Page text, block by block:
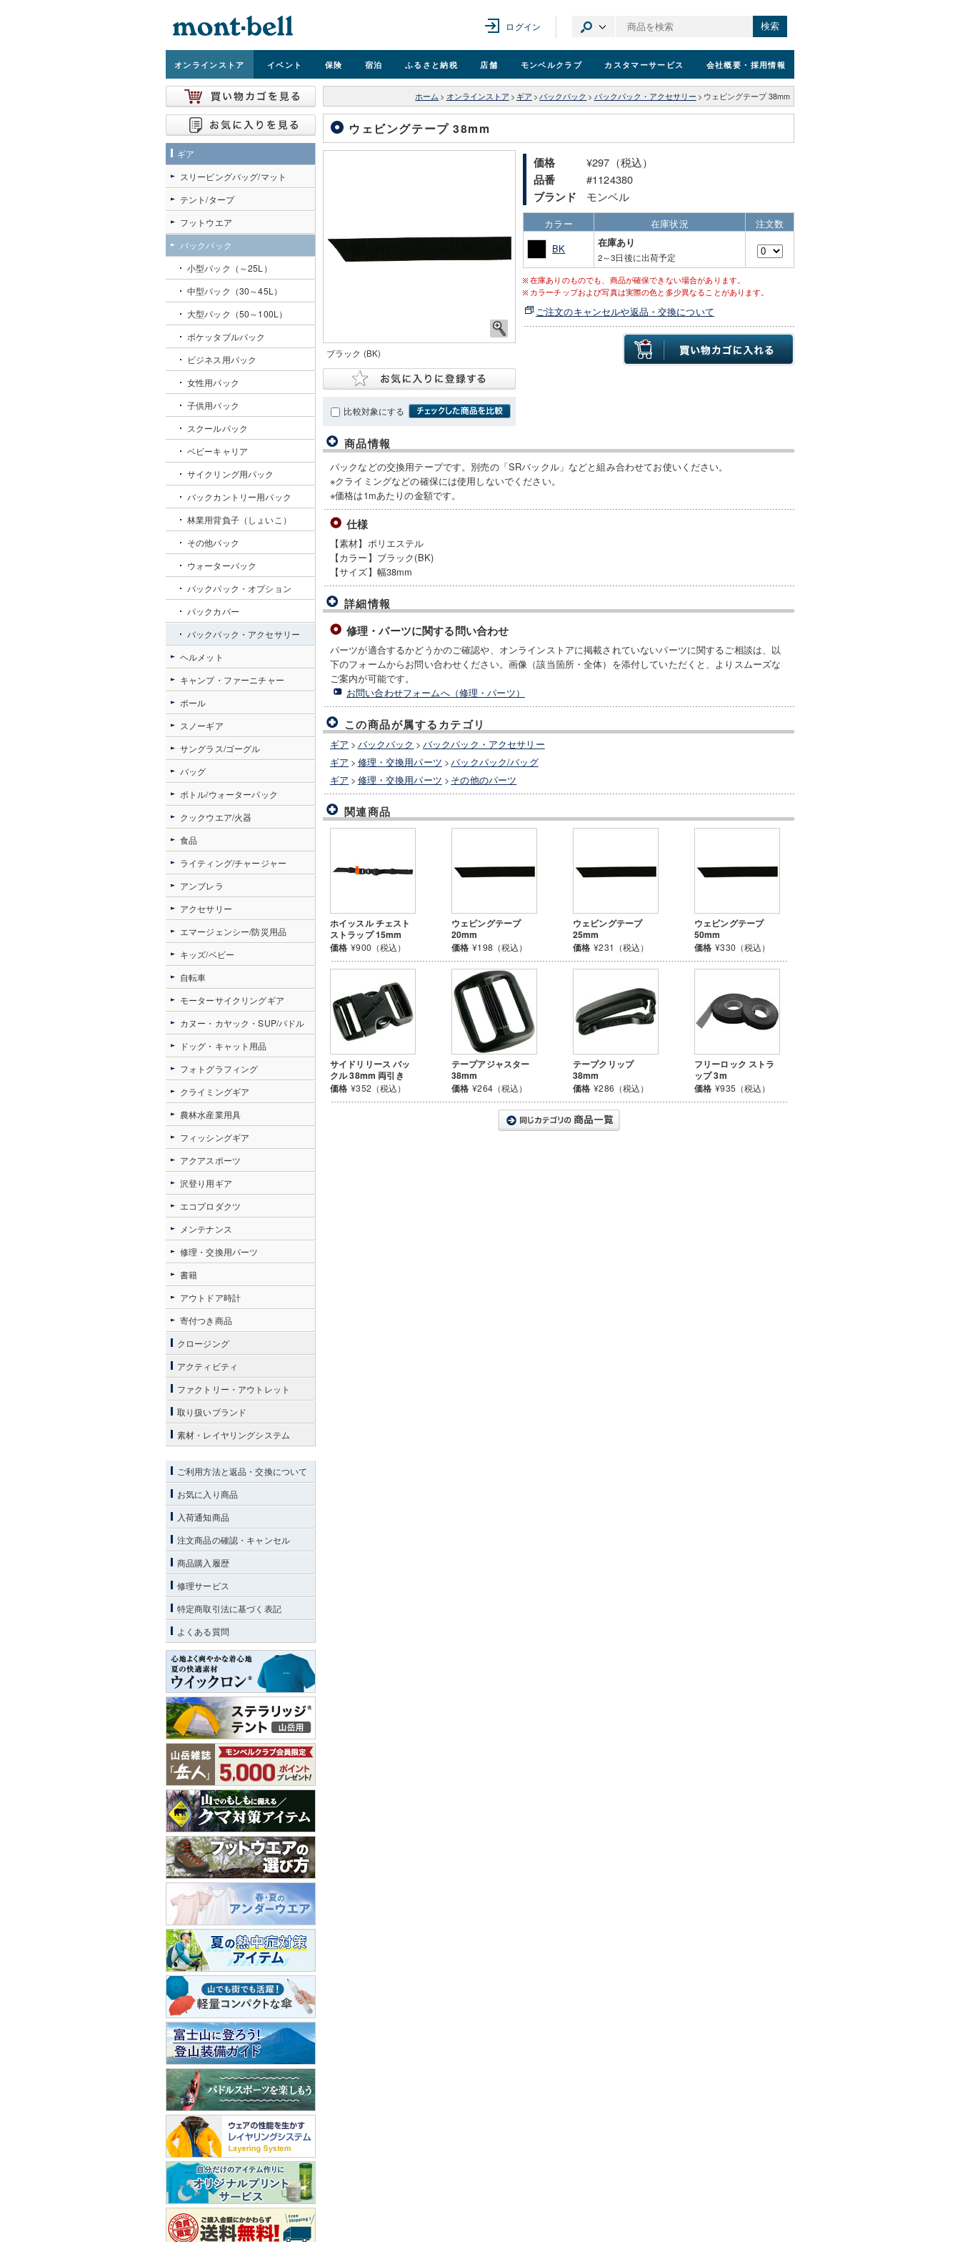
ログイン 検索
オンラインストア イベント 保険 宿泊 ふるさと納税 店舗 モンベルクラブ カスタマーサービス 会社概要 ・採用情報
ホーム > オンラインストア > ギア > バックパック > バックパック・アクセサリー > ウェビングテープ 38mm
ウェビングテープ 38mm
ブラック (BK)
比較対象にする
価格 ¥297（税込）
品番 #1124380
ブランド モンベル
カラー 在庫状況
注文数
BK
在庫あり
2～3日後に出荷予定
在庫ありのものでも、商品が確保できない場合があります。
カラーチップおよび写真は実際の色と多少異なることがあります。
ご注文のキャンセルや返品・交換について
商品情報
パックなどの交換用テープです。別売の「SRバックル」などと組み合わせてお使いください。
※クライミングなどの確保には使用しないでください。
※価格は1mあたりの金額です。
仕様
【素材】ポリエステル
【カラー】ブラック(BK)
【サイズ】幅38mm
詳細情報
修理・パーツに関する問い合わせ
パーツが適合するかどうかのご確認や、オンラインストアに掲載されていないパーツに関するご相談は、以
下のフォームからお問い合わせください。画像（該当箇所・全体）を添付していただくと、よりスムーズな
ご案内が可能です。
お問い合わせフォームへ（修理・パーツ）
この商品が属するカテゴリ
ギア > バックパック > バックパック・アクセサリー
ギア > 修理・交換用パーツ >バックパック/バッグ
ギア > 修理・交換用パーツ > その他のパーツ
関連商品
ホイッスル チェスト
ストラップ 15mm
価格 ¥900（税込）
ウェビングテープ
20mm
価格 ¥198（税込）
ウェビングテープ
25mm
価格 ¥231（税込）
ウェビングテープ
50mm
価格 ¥330（税込）
サイドリリース バッ
クル 38mm 両引き
価格 ¥352（税込）
テープアジャスター
38mm
価格 ¥264（税込）
テープクリップ
38mm
価格 ¥286（税込）
フリーロック ストラ
ップ 3m
価格 ¥935（税込）
ギア
スリーピングバッグ/マット
テント/タープ
フットウエア
バックパック
小型パック（～25L）
中型パック（30～45L）
大型パック（50～100L）
ポケッタブルパック
ビジネス用パック
女性用パック
子供用パック
スクールパック
ベビーキャリア
サイクリング用パック
バックカントリー用パック
林業用背負子（しょいこ）
その他パック
ウォーターパック
バックパック・オプション
パックカバー
バックパック・アクセサリー
ヘルメット
キャンプ・ファーニチャー
ポール
スノーギア
サングラス/ゴーグル
バッグ
ボトル/ウォーターパック
クックウエア/火器
食品
ライティング/チャージャー
アンブレラ
アクセサリー
エマージェンシー/防災用品
キッズ/ベビー
自転車
モーターサイクリングギア
カヌー・カヤック・SUP/パドル
ドッグ・キャット用品
フォトグラフィング
クライミングギア
農林水産業用具
フィッシングギア
アクアスポーツ
沢登り用ギア
エコプロダクツ
メンテナンス
修理・交換用パーツ
書籍
アウトドア時計
寄付つき商品
クロージング
アクティビティ
ファクトリー・アウトレット
取り扱いブランド
素材・レイヤリングシステム
ご利用方法と返品・交換について
お気に入り商品
入荷通知商品
注文商品の確認・キャンセル
商品購入履歴
修理サービス
特定商取引法に基づく表記
よくある質問